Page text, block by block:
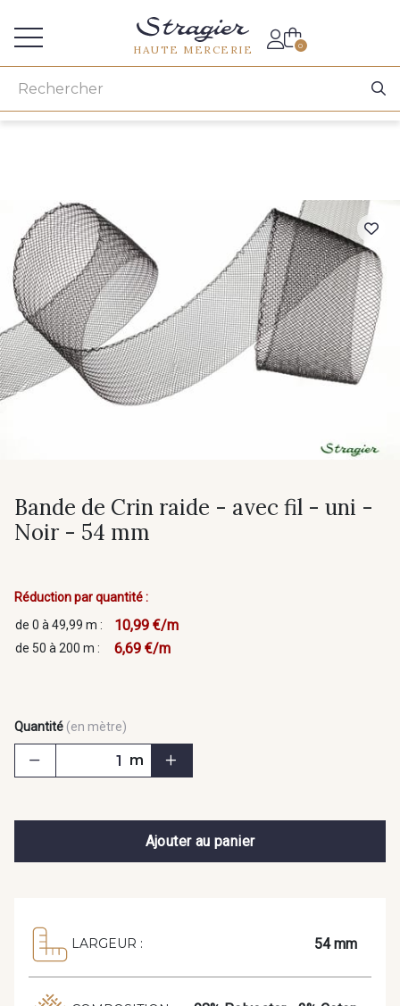
HAUTE MERCERIE 0
Bande de Crin raide - avec fil - uni -
Noir - 54 mm
Réduction par quantité :
de 0 à 49,99 m :
10,99 €/m
de 50 à 200 m : 6,69 €/m
Quantité (en mètre)
m
Ajouter au panier
LARGEUR : 54 mm